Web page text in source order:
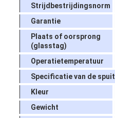
Strijdbestrijdingsnorm
Garantie
Plaats of oorsprong
(glasstag)
Operatietemperatuur
Specificatie van de spuit
Kleur
Gewicht